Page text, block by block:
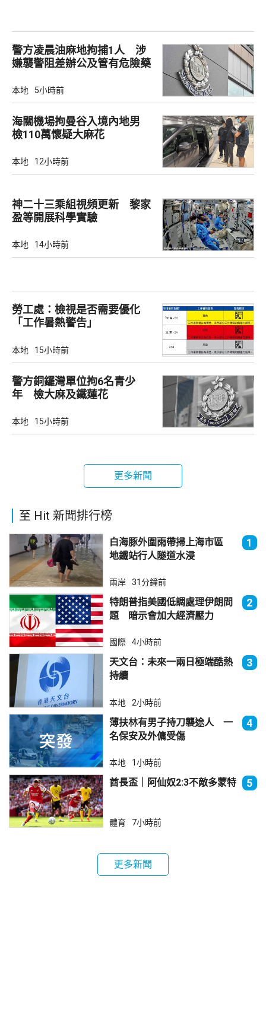
警方凌晨油麻地拘捕1人 涉
嫌襲警阻差辦公及管有危險藥
本地 5小時前
海關機場拘曼谷入境內地男
檢110萬懷疑大麻花
本地 12小時前
神二十三乘組視頻更新 黎家
盈等開展科學實驗
本地 14小時前
勞工處：檢視是否需要優化
「工作暑熱警告」
本地 15小時前
警方銅鑼灣單位拘6名青少
年 檢大麻及鐵蓮花
本地 15小時前
更多新聞
至 Hit 新聞排行榜
白海豚外圍雨帶掃上海市區
地鐵站行人隧道水浸
1
兩岸 31分鐘前
特朗普指美國低調處理伊朗問
題 暗示會加大經濟壓力
2
國際 4小時前
天文台：未來一兩日極端酷熱
持續
3
本地 2小時前
薄扶林有男子持刀襲途人 一
名保安及外傭受傷
4
本地 1小時前
酋長盃｜阿仙奴2:3不敵多蒙特 5
體育 7小時前
更多新聞